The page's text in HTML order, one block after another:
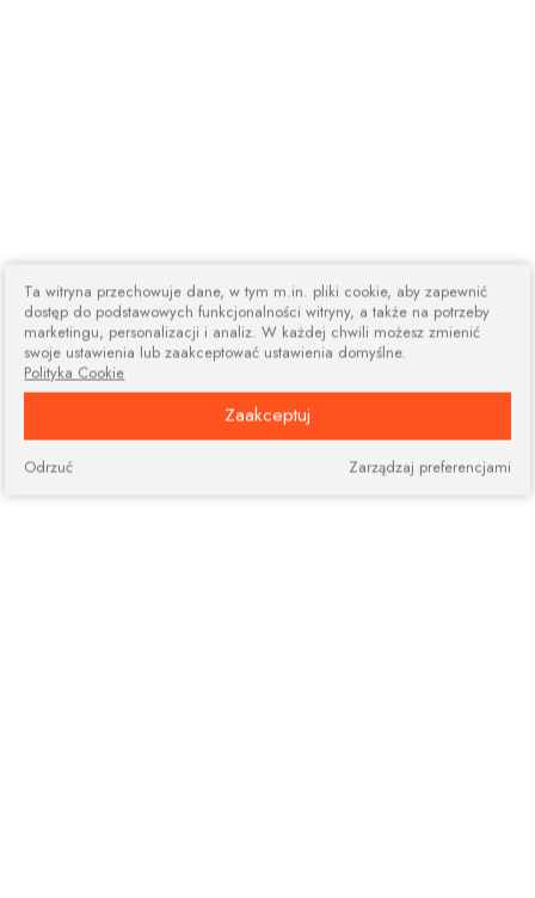
Ta witryna przechowuje dane, w tym m.in. pliki cookie, aby zapewnić
dostęp do podstawowych funkcjonalności witryny, a także na potrzeby
marketingu, personalizacji i analiz. W każdej chwili możesz zmienić
swoje ustawienia lub zaakceptować ustawienia domyślne.
Polityka Cookie
Zaakceptuj
Zarządzaj preferencjami
Odrzuć